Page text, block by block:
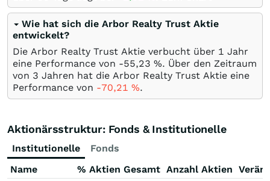
Wie hat sich die Arbor Realty Trust Aktie
entwickelt?
Die Arbor Realty Trust Aktie verbucht über 1 Jahr
eine Performance von -55,23 %. Über den Zeitraum
von 3 Jahren hat die Arbor Realty Trust Aktie eine
Performance von -70,21 %.
Aktionärsstruktur: Fonds & Institutionelle
Institutionelle
Fonds
Name
% Aktien Gesamt Anzahl Aktien